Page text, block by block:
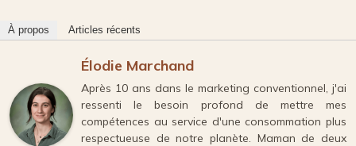
À propos Articles récents
Élodie Marchand
Après 10 ans dans le marketing conventionnel, j'ai
ressenti le besoin profond de mettre mes
compétences au service d'une consommation plus
respectueuse de notre planète. Maman de deux